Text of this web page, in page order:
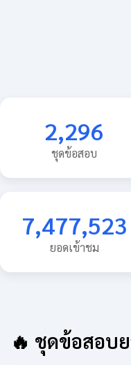
2,296
ชุดข้อสอบ
7,477,523
ยอดเข้าชม
🔥 ชุดข้อสอบ